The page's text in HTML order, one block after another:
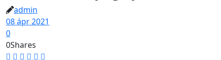
admin
08 ápr 2021
0
0Shares